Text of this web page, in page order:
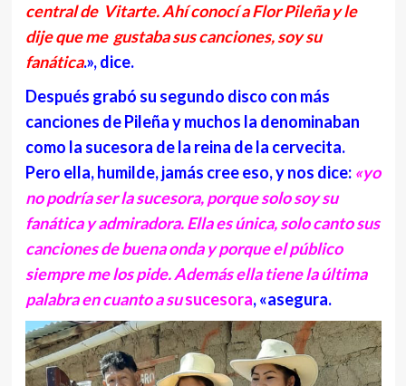
central de Vitarte. Ahí conocí a Flor Pileña y le
dije que me gustaba sus canciones, soy su
fanática.», dice.
Después grabó su segundo disco con más
canciones de Pileña y muchos la denominaban
como la sucesora de la reina de la cervecita.
Pero ella, humilde, jamás cree eso, y nos dice: «yo
no podría ser la sucesora, porque solo soy su
fanática y admiradora. Ella es única, solo canto sus
canciones de buena onda y porque el público
siempre me los pide. Además ella tiene la última
palabra en cuanto a susucesora, «asegura.